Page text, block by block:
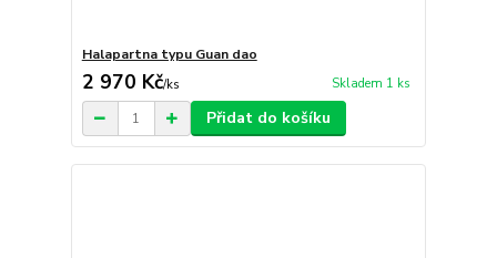
Halapartna typu Guan dao
2 970 Kč/ks Skladem 1 ks
Přidat do košíku